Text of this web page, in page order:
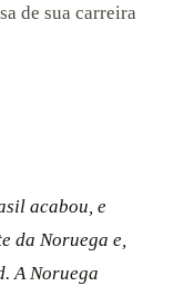
de sua carreira
acabou, e
da Noruega e,
A Noruega